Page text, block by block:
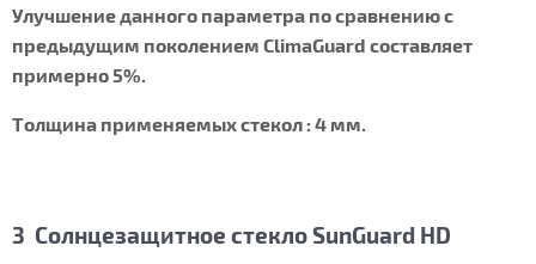
Улучшение данного параметра по сравнению с
предыдущим поколением ClimaGuard составляет
примерно 5%.
Толщина применяемых стекол : 4 мм.
3 Солнцезащитное стекло SunGuard HD